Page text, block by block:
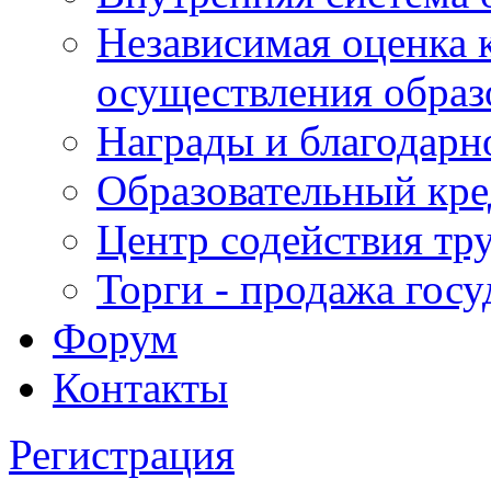
Независимая оценка
осуществления
Награды и
Образовательный
Центр содействия
Торги - продажа
Форум
Контакты
Регистрация